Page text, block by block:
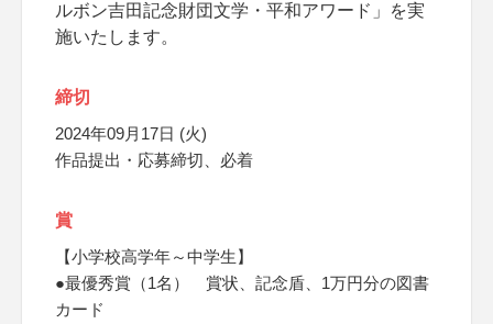
ルボン吉田記念財団文学・平和アワード」を実
施いたします。
締切
2024年09月17日 (火)
作品提出・応募締切、必着
賞
【小学校高学年～中学生】
●最優秀賞（1名） 賞状、記念盾、1万円分の図書
カード